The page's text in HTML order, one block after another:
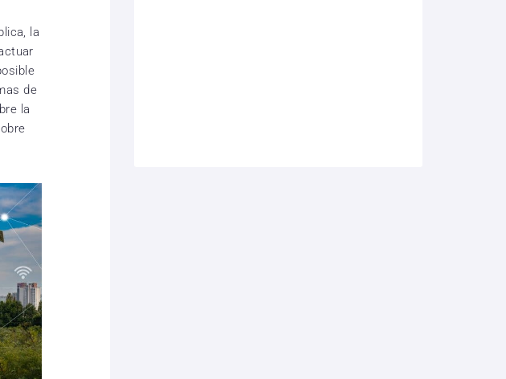
la
de
la